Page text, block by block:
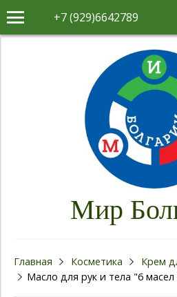
+7 (929)6642789
Мир
Главная Косметика
Крем
Масло для рук и тела "6